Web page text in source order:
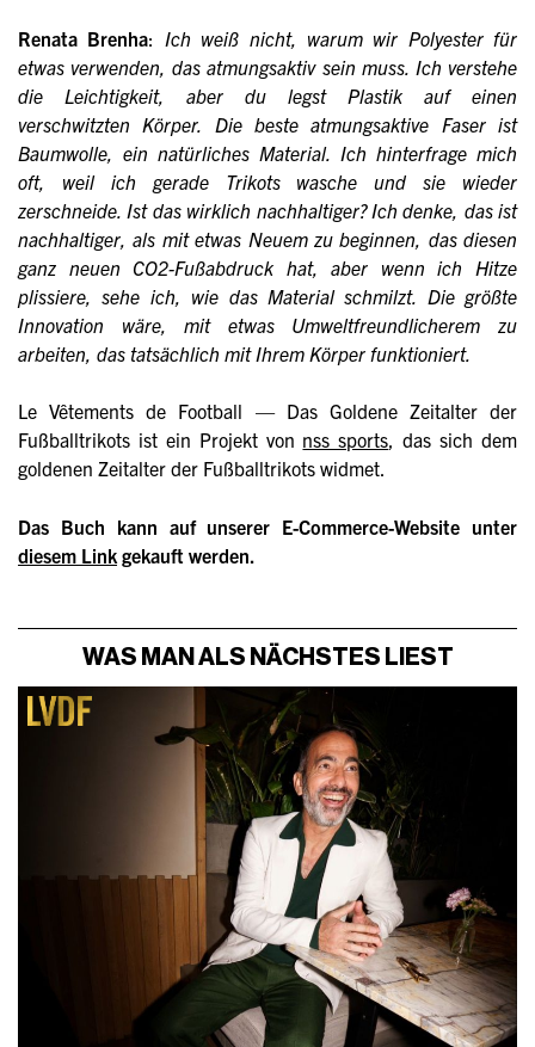
Renata Brenha: Ich weiß nicht, warum wir Polyester für
etwas verwenden, das atmungsaktiv sein muss. Ich verstehe
die Leichtigkeit, aber du legst Plastik auf einen
verschwitzten Körper. Die beste atmungsaktive Faser ist
Baumwolle, ein natürliches Material. Ich hinterfrage mich
oft, weil ich gerade Trikots wasche und sie wieder
zerschneide. Ist das wirklich nachhaltiger? Ich denke, das ist
nachhaltiger, als mit etwas Neuem zu beginnen, das diesen
ganz neuen CO2-Fußabdruck hat, aber wenn ich Hitze
plissiere, sehe ich, wie das Material schmilzt. Die größte
Innovation wäre, mit etwas Umweltfreundlicherem zu
arbeiten, das tatsächlich mit Ihrem Körper funktioniert.
Le Vêtements de Football — Das Goldene Zeitalter der
Fußballtrikots ist ein Projekt von nss sports, das sich dem
goldenen Zeitalter der Fußballtrikots widmet.
Das Buch kann auf unserer E-Commerce-Website unter
diesem Link gekauft werden.
WAS MAN ALS NÄCHSTES LIEST